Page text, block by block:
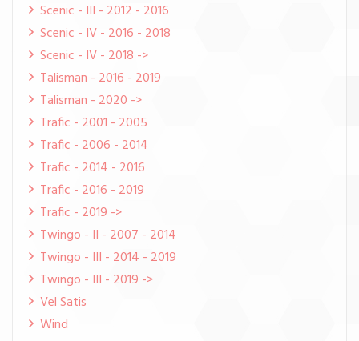
Scenic - III - 2012 - 2016
Scenic - IV - 2016 - 2018
Scenic - IV - 2018 ->
Talisman - 2016 - 2019
Talisman - 2020 ->
Trafic - 2001 - 2005
Trafic - 2006 - 2014
Trafic - 2014 - 2016
Trafic - 2016 - 2019
Trafic - 2019 ->
Twingo - II - 2007 - 2014
Twingo - III - 2014 - 2019
Twingo - III - 2019 ->
Vel Satis
Wind